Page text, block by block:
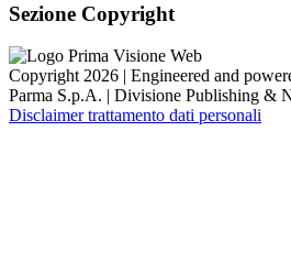
Sezione Copyright
Copyright 2026 | Engineered and
Parma S.p.A. | Divisione Publishing &
Disclaimer trattamento dati personali